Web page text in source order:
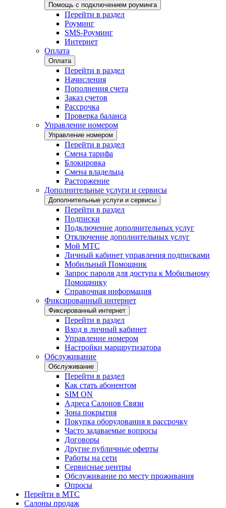
Помощь с подключением роуминга
Перейти в раздел
Роуминг
SMS-Роуминг
Интернет
Оплата
Оплата
Перейти в раздел
Начисления
Пополнения счета
Заказ счетов
Рассрочка
Проверка баланса
Управление номером
Управление номером
Перейти в раздел
Смена тарифа
Блокировка
Смена владельца
Расторжение
Дополнительные услуги и сервисы
Дополнительные услуги и сервисы
Перейти в раздел
Подписки
Подключение дополнительных услуг
Отключение дополнительных услуг
Мой МТС
Личный кабинет управления подписками
Мобильный Помощник
Запрос пароля для доступа к Мобильному
Помощнику
Справочная информация
Фиксированный интернет
Фиксированный интернет
Перейти в раздел
Вход в личный кабинет
Управление номером
Настройки маршрутизатора
Обслуживание
Обслуживание
Перейти в раздел
Как стать абонентом
SIM ON
Адреса Салонов Связи
Зона покрытия
Покупка оборудования в рассрочку
Часто задаваемые вопросы
Договоры
Другие публичные оферты
Работы на сети
Сервисные центры
Обслуживание по месту проживания
Опросы
Перейти в МТС
Салоны продаж